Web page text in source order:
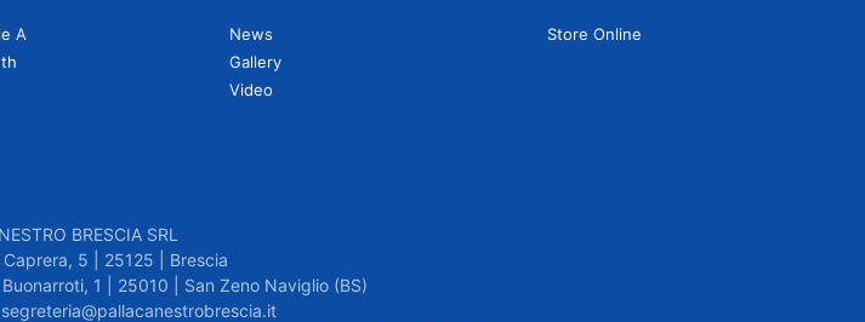
A
News
Gallery
Video
Store Online
BRESCIA SRL
Caprera, 5 | 25125 | Brescia
1 | 25010 | San Zeno Naviglio (BS)
segreteria@pallacanestrobrescia.it